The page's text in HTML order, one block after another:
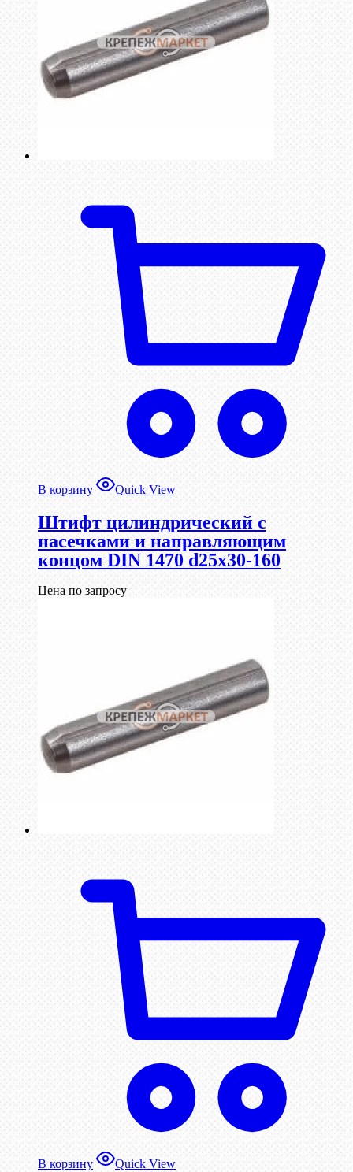
В корзину Quick View
Штифт цилиндрический с
насечками и направляющим
концом DIN 1470 d25х30-160
Цена по запросу
В корзину Quick View